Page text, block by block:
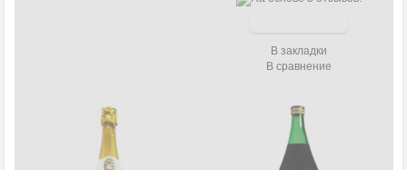
В закладки
В сравнение